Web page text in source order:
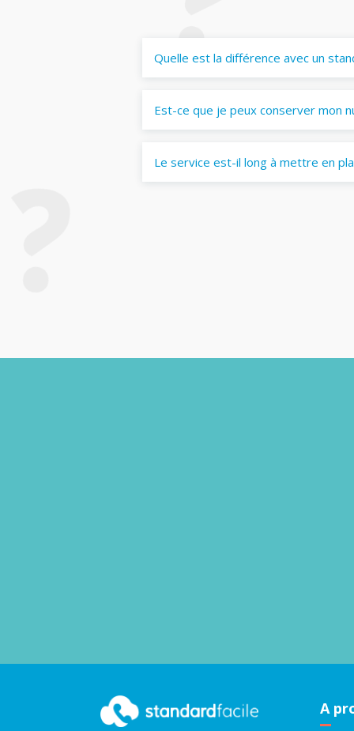
Quelle est la différence avec un
Est-ce que je peux conserver mon
Le service est-il long à mettre en
A